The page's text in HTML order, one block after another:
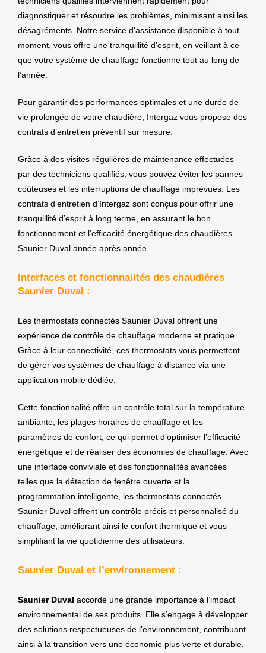
diagnostiquer et résoudre les problèmes, minimisant ainsi les
désagréments. Notre service d’assistance disponible à tout
moment, vous offre une tranquillité d’esprit, en veillant à ce
que votre système de chauffage fonctionne tout au long de
l’année.
Pour garantir des performances optimales et une durée de
vie prolongée de votre chaudière, Intergaz vous propose des
contrats d’entretien préventif sur mesure.
Grâce à des visites régulières de maintenance effectuées
par des techniciens qualifiés, vous pouvez éviter les pannes
coûteuses et les interruptions de chauffage imprévues. Les
contrats d’entretien d’Intergaz sont conçus pour offrir une
tranquillité d’esprit à long terme, en assurant le bon
fonctionnement et l’efficacité énergétique des chaudières
Saunier Duval année après année.
Interfaces et fonctionnalités des chaudières
Saunier Duval :
Les thermostats connectés Saunier Duval offrent une
expérience de contrôle de chauffage moderne et pratique.
Grâce à leur connectivité, ces thermostats vous permettent
de gérer vos systèmes de chauffage à distance via une
application mobile dédiée.
Cette fonctionnalité offre un contrôle total sur la température
ambiante, les plages horaires de chauffage et les
paramètres de confort, ce qui permet d’optimiser l’efficacité
énergétique et de réaliser des économies de chauffage. Avec
une interface conviviale et des fonctionnalités avancées
telles que la détection de fenêtre ouverte et la
programmation intelligente, les thermostats connectés
Saunier Duval offrent un contrôle précis et personnalisé du
chauffage, améliorant ainsi le confort thermique et vous
simplifiant la vie quotidienne des utilisateurs.
Saunier Duval et l’environnement :
Saunier Duval accorde une grande importance à l’impact
environnemental de ses produits. Elle s’engage à développer
des solutions respectueuses de l’environnement, contribuant
ainsi à la transition vers une économie plus verte et durable.